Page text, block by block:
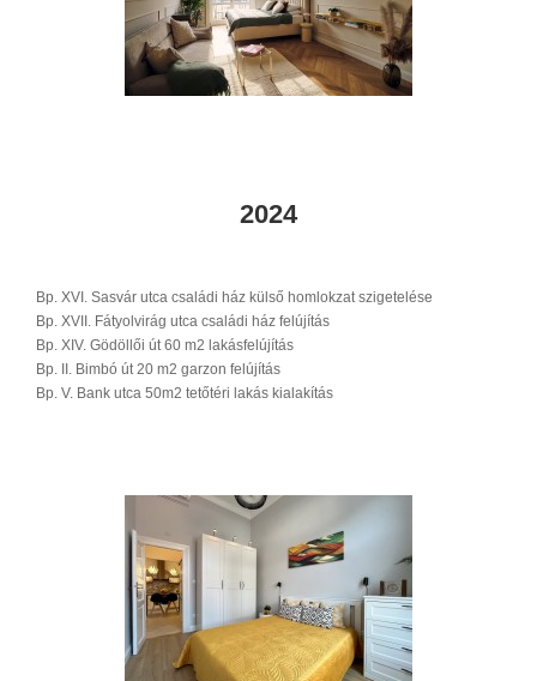
2024
Bp. XVI. Sasvár utca családi ház külső homlokzat szigetelése
Bp. XVII. Fátyolvirág utca családi ház felújítás
Bp. XIV. Gödöllői út 60 m2 lakásfelújítás
Bp. II. Bimbó út 20 m2 garzon felújítás
Bp. V. Bank utca 50m2 tetőtéri lakás kialakítás